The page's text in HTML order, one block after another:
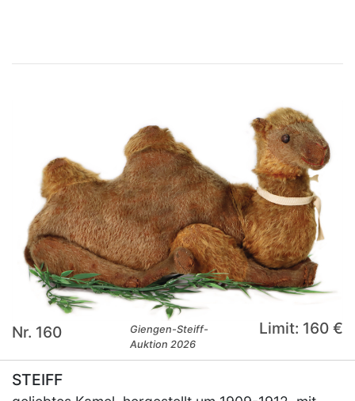
Nr. 160
Giengen-Steiff-
Auktion 2026
Limit: 160 €
STEIFF